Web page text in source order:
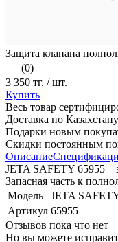
Защита клапана
(0)
3 350 тг. / шт.
Купить
Весь товар
Доставка по
Подарки новым
Скидки постоянным
Описание
JETA SAFETY 65955 –
Запасная часть к
Модель
JETA
Артикул 65955
Отзывов пока что нет
Но вы можете